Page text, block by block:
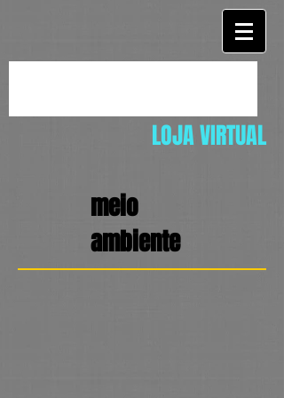
LOJA VIRTUAL
meio
ambiente